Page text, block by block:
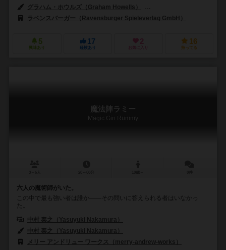
グラハム・ホウルズ（Graham Howells）
ラベンスバーガー（Ravensburger Spieleverlag GmbH）
5
興味あり
17
経験あり
2
お気に入り
16
持ってる
魔法陣ラミー
Magic Gin Rummy
六人の魔術師がいた。
この中で最も強い者は誰か――その問いに答えられる者はいなかっ
た。
中村 泰之（Yasuyuki Nakamura）
中村 泰之（Yasuyuki Nakamura）
メリー アンドリュー ワークス（merry-andrew-works）